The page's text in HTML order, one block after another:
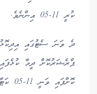
ކުރީ 11-05 އިންނެވެ.
ދެ ވަނަ ސެޓުގައި
ޕްރެޝަރުކޮށް ދީމާ